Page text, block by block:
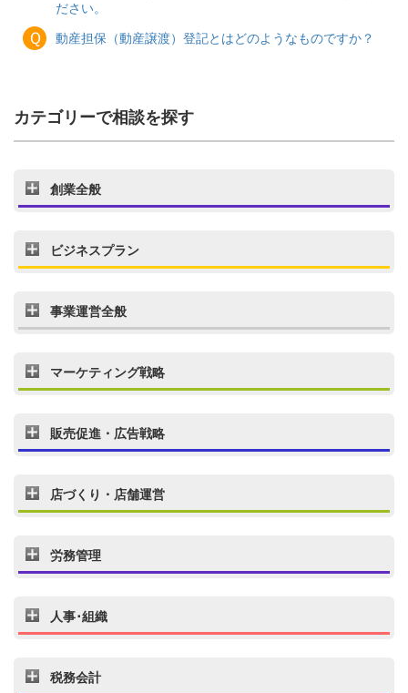
ださい。
Ｑ 動産担保（動産譲渡）登記とはどのようなものですか？
カテゴリーで相談を探す
創業全般
ビジネスプラン
事業運営全般
マーケティング戦略
販売促進・広告戦略
店づくり・店舗運営
労務管理
人事･組織
税務会計